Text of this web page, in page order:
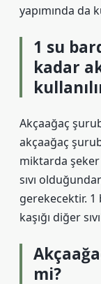
yapımında da
1 su
kadar
Akçaağaç
akçaağaç
miktarda şeker
sıvı
gerekecektir. 1
kaşığı diğer
mi?